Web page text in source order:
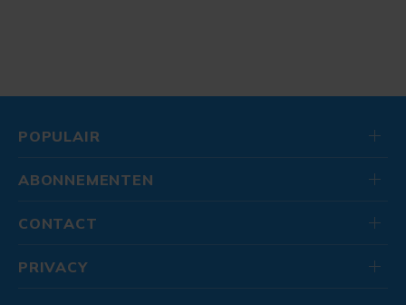
POPULAIR
ABONNEMENTEN
CONTACT
PRIVACY